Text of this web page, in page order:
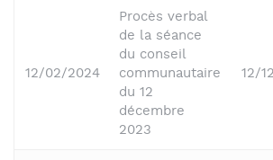
12/02/2024
Procès verbal
de la séance
du conseil
communautaire
du 12
décembre
2023
12/